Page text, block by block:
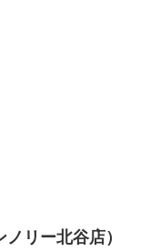
リー北谷店）